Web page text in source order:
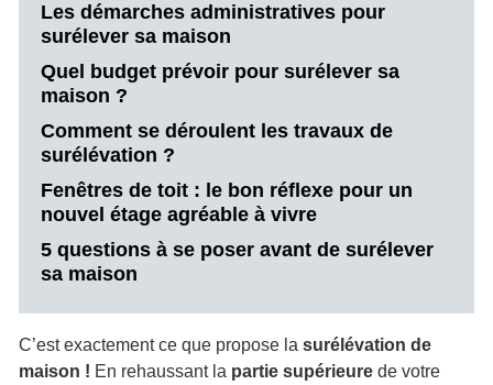
Les démarches administratives pour
surélever sa maison
Quel budget prévoir pour surélever sa
maison ?
Comment se déroulent les travaux de
surélévation ?
Fenêtres de toit : le bon réflexe pour un
nouvel étage agréable à vivre
5 questions à se poser avant de surélever
sa maison
C’est exactement ce que propose la surélévation de
maison ! En rehaussant la partie supérieure de votre